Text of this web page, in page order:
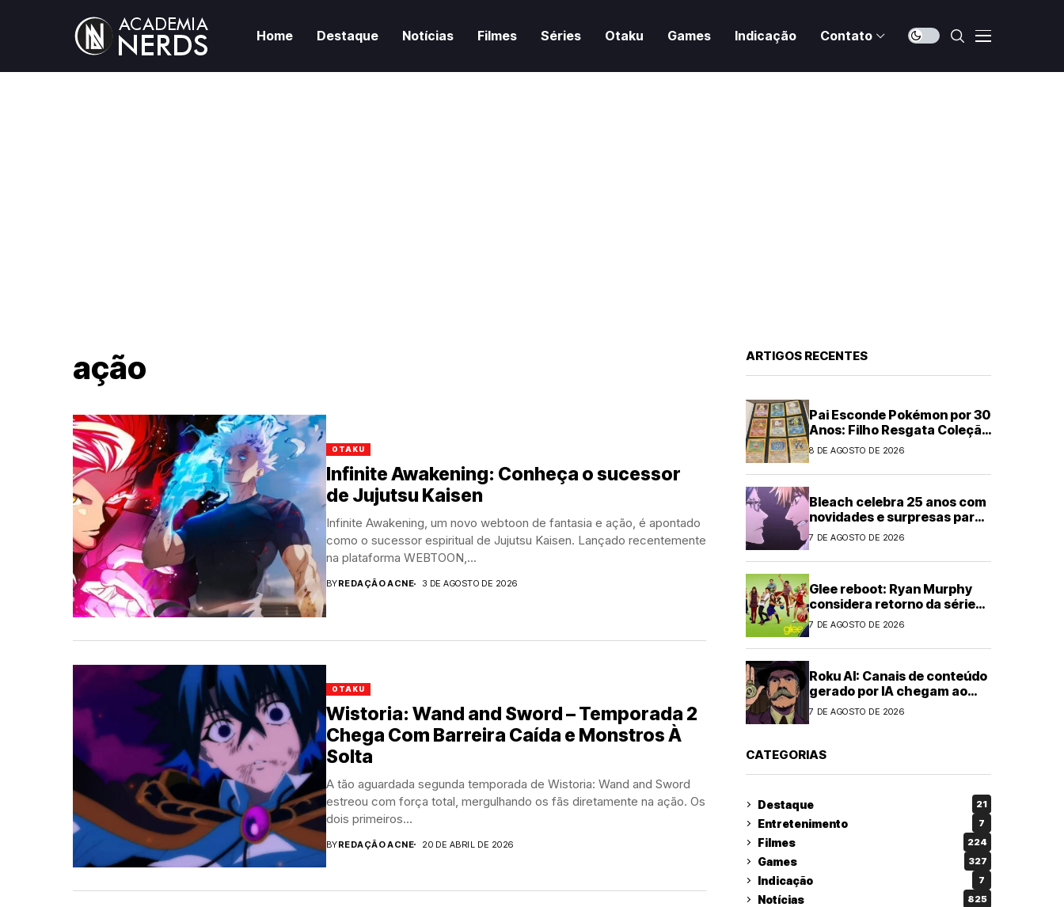
Home Destaque Notícias Filmes Séries Otaku Games Indicação Contato
ação
OTAKU
Infinite Awakening: Conheça o sucessor
de Jujutsu Kaisen
Infinite Awakening, um novo webtoon de fantasia e ação, é apontado
como o sucessor espiritual de Jujutsu Kaisen. Lançado recentemente
na plataforma WEBTOON,...
BYREDAÇÃO ACNE 3 DE AGOSTO DE 2026
OTAKU
Wistoria: Wand and Sword – Temporada 2
Chega Com Barreira Caída e Monstros À
Solta
A tão aguardada segunda temporada de Wistoria: Wand and Sword
estreou com força total, mergulhando os fãs diretamente na ação. Os
dois primeiros...
BYREDAÇÃO ACNE 20 DE ABRIL DE 2026
ARTIGOS RECENTES
Pai Esconde Pokémon por 30
Anos: Filho Resgata Coleção
Clássica
8 DE AGOSTO DE 2026
Bleach celebra 25 anos com
novidades e surpresas para
fãs
7 DE AGOSTO DE 2026
Glee reboot: Ryan Murphy
considera retorno da série
musical
7 DE AGOSTO DE 2026
Roku AI: Canais de conteúdo
gerado por IA chegam ao
streaming
7 DE AGOSTO DE 2026
CATEGORIAS
Destaque 21
Entretenimento 7
Filmes 224
Games 327
Indicação 7
Notícias 825